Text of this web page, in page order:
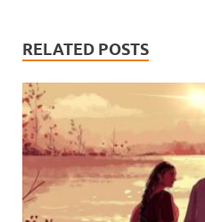
RELATED POSTS